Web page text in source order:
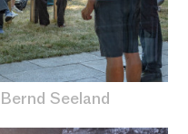
Seeland